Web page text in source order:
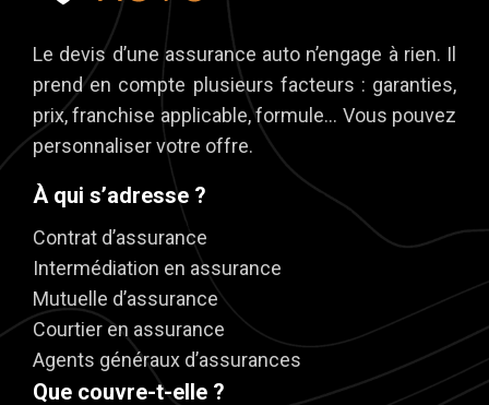
Le devis d’une assurance auto n’engage à rien. Il
prend en compte plusieurs facteurs : garanties,
prix, franchise applicable, formule… Vous pouvez
personnaliser votre offre.
À qui s’adresse ?
Contrat d’assurance
Intermédiation en assurance
Mutuelle d’assurance
Courtier en assurance
Agents généraux d’assurances
Que couvre-t-elle ?